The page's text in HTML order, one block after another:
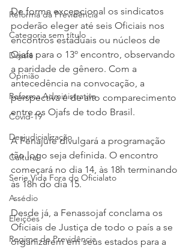
Reforma da Previdência
Categoria sem título
Dossiê
Opinião
Reforma Administrativa
Covid-19
Desjudicialização
Cultural
Serie Vida Fora do Oficialato
Assédio
Eleições
Regime de Previdência
De forma excepcional os sindicatos
poderão eleger até seis Oficiais nos
encontros estaduais ou núcleos de
Ojafs para o 13º encontro, observando
a paridade de gênero. Com a
antecedência na convocação, a
perspectiva é de alto comparecimento
entre os Ojafs de todo Brasil.
A Fenajufe divulgará a programação
tão logo seja definida. O encontro
começará no dia 14, às 18h terminando
às 18h do dia 15.
Desde já, a Fenassojaf conclama os
Oficiais de Justiça de todo o país a se
organizarem em seus estados para a